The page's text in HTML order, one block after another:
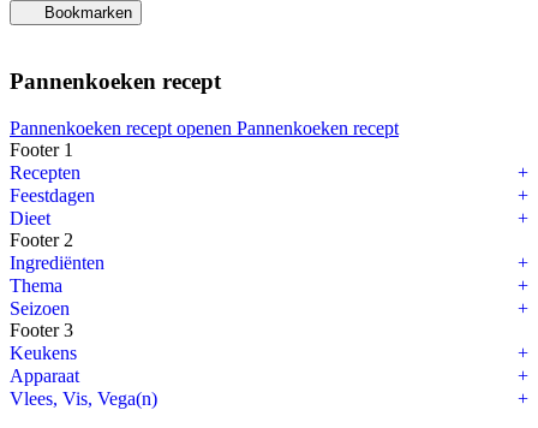
Bookmarken
Pannenkoeken recept
Pannenkoeken recept openen Pannenkoeken recept
Footer 1
Recepten
Feestdagen
Dieet
Footer 2
Ingrediënten
Thema
Seizoen
Footer 3
Keukens
Apparaat
Vlees, Vis, Vega(n)